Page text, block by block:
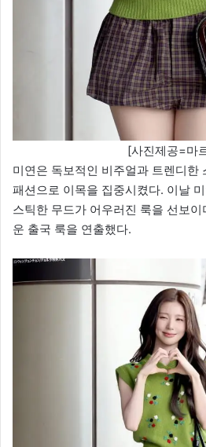
[사진제공=마
미연은 독보적인 비주얼과 트렌디한
패션으로 이목을 집중시켰다. 이날
스틱한 무드가 어우러진 룩을 선보
운 출국 룩을 연출했다.